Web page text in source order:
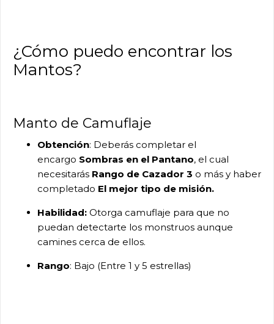
¿Cómo puedo encontrar los
Mantos?
Manto de Camuflaje
Obtención: Deberás completar el
encargo Sombras en el Pantano, el cual
necesitarás Rango de Cazador 3 o más y haber
completado El mejor tipo de misión.
Habilidad: Otorga camuflaje para que no
puedan detectarte los monstruos aunque
camines cerca de ellos.
Rango: Bajo (Entre 1 y 5 estrellas)